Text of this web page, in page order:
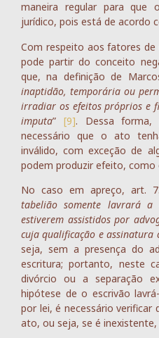
maneira regular para que
jurídico, pois está de acordo
Com respeito aos fatores de
pode partir do conceito
que, na definição de
inaptidão, temporária ou
irradiar os efeitos próprios e
imputa” [9]. Dessa forma,
necessário que o ato
inválido, com exceção de
podem produzir efeito,
No caso em apreço, art.
tabelião somente lavrará a
estiverem assistidos por
cuja qualificação e
seja, sem a presença do
escritura; portanto, neste
divórcio ou a separação
hipótese de o escrivão
por lei, é necessário verificar
ato, ou seja, se é inexistente,